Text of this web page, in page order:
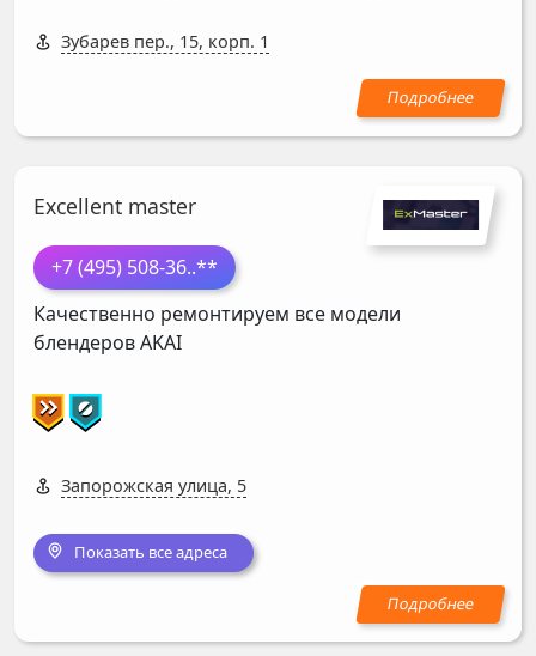
Зубарев пер., 15, корп. 1
Excellent master
+7 (495) 508-36..**
Качественно ремонтируем все модели
блендеровAKAI
Запорожская улица, 5
Показать все адреса